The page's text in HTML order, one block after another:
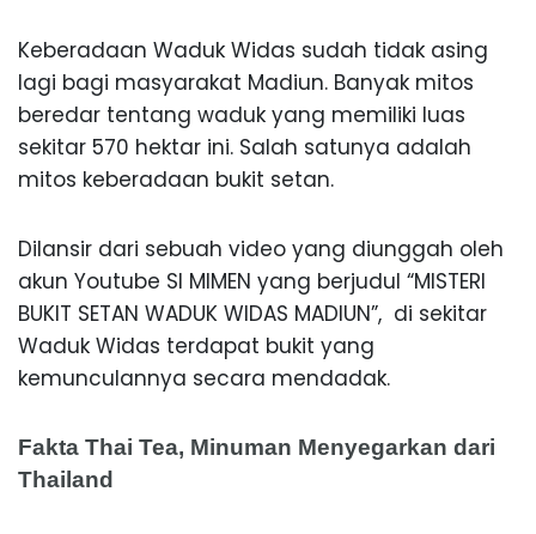
Keberadaan Waduk Widas sudah tidak asing
lagi bagi masyarakat Madiun. Banyak mitos
beredar tentang waduk yang memiliki luas
sekitar 570 hektar ini. Salah satunya adalah
mitos keberadaan bukit setan.
Dilansir dari sebuah video yang diunggah oleh
akun Youtube SI MIMEN yang berjudul “MISTERI
BUKIT SETAN WADUK WIDAS MADIUN”, di sekitar
Waduk Widas terdapat bukit yang
kemunculannya secara mendadak.
Fakta Thai Tea, Minuman Menyegarkan dari
Thailand